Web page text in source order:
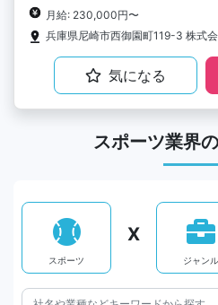
月給: 230,000円〜
兵庫県尼崎市西御園町119-3 株式
気になる
スポーツ業界
スポーツ
X
ジャンル